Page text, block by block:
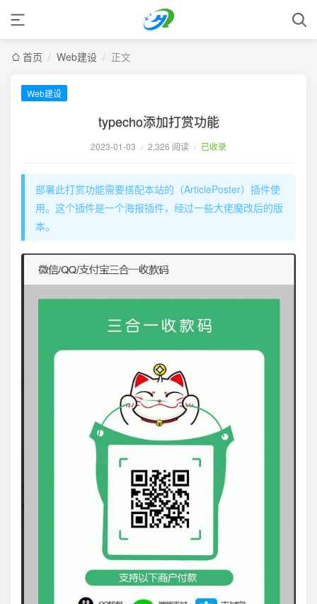
首页 / Web建设 / 正文
Web建设
typecho添加打赏功能
2023-01-03 / 2,326 阅读 / 已收录
部署此打赏功能需要搭配本站的（ArticlePoster）插件使
用。这个插件是一个海报插件，经过一些大佬魔改后的版
本。